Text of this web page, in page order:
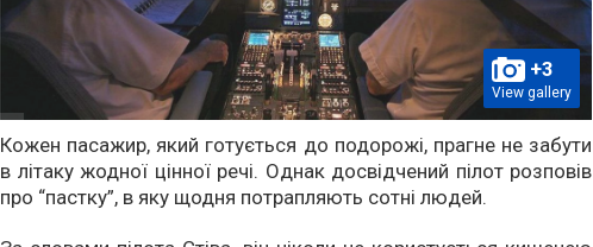
+3
View gallery
Кожен пасажир, який готується до подорожі, прагне не забути
в літаку жодної цінної речі. Однак досвідчений пілот розповів
про “пастку”, в яку щодня потрапляють сотні людей.